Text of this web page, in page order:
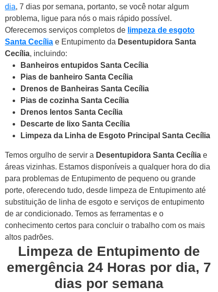
dia, 7 dias por semana, portanto, se você notar algum
problema, ligue para nós o mais rápido possível.
Oferecemos serviços completos de limpeza de esgoto
Santa Cecília e Entupimento da Desentupidora Santa
Cecília, incluindo:
Banheiros entupidos Santa Cecília
Pias de banheiro Santa Cecília
Drenos de Banheiras Santa Cecília
Pias de cozinha Santa Cecília
Drenos lentos Santa Cecília
Descarte de lixo Santa Cecília
Limpeza da Linha de Esgoto Principal Santa Cecília
Temos orgulho de servir a Desentupidora Santa Cecília e
áreas vizinhas. Estamos disponíveis a qualquer hora do dia
para problemas de Entupimento de pequeno ou grande
porte, oferecendo tudo, desde limpeza de Entupimento até
substituição de linha de esgoto e serviços de entupimento
de ar condicionado. Temos as ferramentas e o
conhecimento certos para concluir o trabalho com os mais
altos padrões.
Limpeza de Entupimento de
emergência 24 Horas por dia, 7
dias por semana